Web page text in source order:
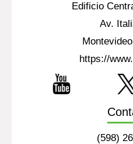
Edificio
Av.
https://
(598)